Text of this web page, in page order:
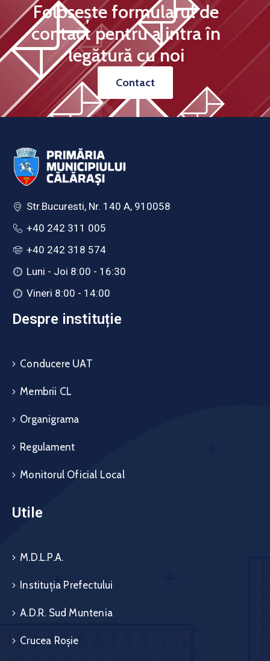
Folosește formularul de
contact pentru a intra în
legătură cu noi
Contact
Str.Bucuresti, Nr. 140 A, 910058
+40 242 311 005
+40 242 318 574
Luni - Joi 8:00 - 16:30
Vineri 8:00 - 14:00
Despre instituție
Conducere UAT
Membrii CL
Organigrama
Regulament
Monitorul Oficial Local
Utile
M.D.L.P.A.
Instituția Prefectului
A.D.R. Sud Muntenia
Crucea Roșie